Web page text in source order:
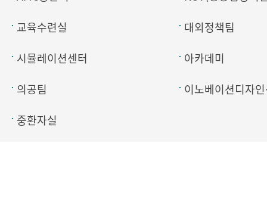
교육수련실
대외정책팀
시뮬레이션센터
아카데미
의공팀
이노베이션디자
중환자실